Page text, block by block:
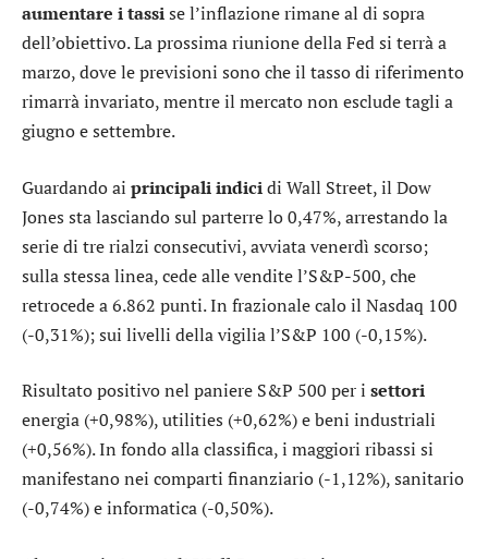
aumentare i tassise l’inflazione rimane al di sopra
dell’obiettivo. La prossima riunione della Fed si terrà a
marzo, dove le previsioni sono che il tasso di riferimento
rimarrà invariato, mentre il mercato non esclude tagli a
giugno e settembre.
Guardando ai principali indicidi Wall Street, il Dow
Jones sta lasciando sul parterre lo 0,47%, arrestando la
serie di tre rialzi consecutivi, avviata venerdì scorso;
sulla stessa linea, cede alle vendite l’S&P-500, che
retrocede a 6.862 punti. In frazionale calo il Nasdaq 100
(-0,31%); sui livelli della vigilia l’S&P 100 (-0,15%).
Risultato positivo nel paniere S&P 500 per i settori
energia (+0,98%),utilities (+0,62%) ebeni industriali
(+0,56%). In fondo alla classifica, i maggiori ribassi si
manifestano nei comparti finanziario (-1,12%),sanitario
(-0,74%) einformatica (-0,50%).